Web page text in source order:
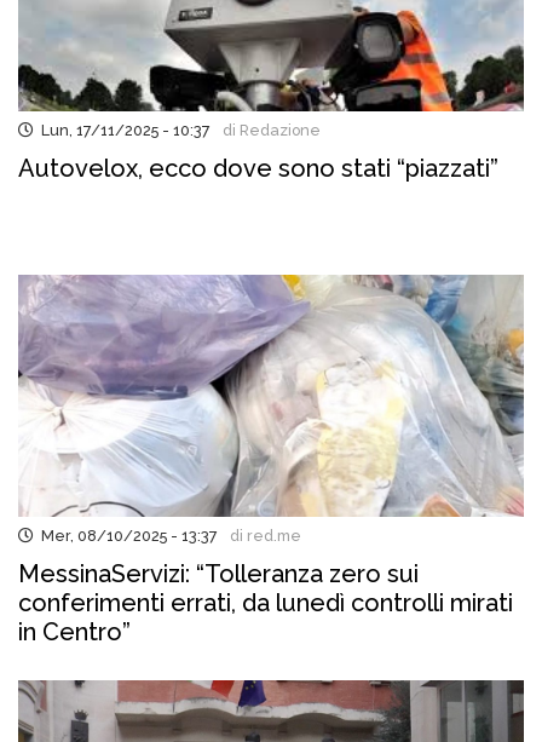
Lun, 17/11/2025 - 10:37 di Redazione
Autovelox, ecco dove sono stati “piazzati”
Mer, 08/10/2025 - 13:37 di red.me
MessinaServizi: “Tolleranza zero sui
conferimenti errati, da lunedì controlli mirati
in Centro”